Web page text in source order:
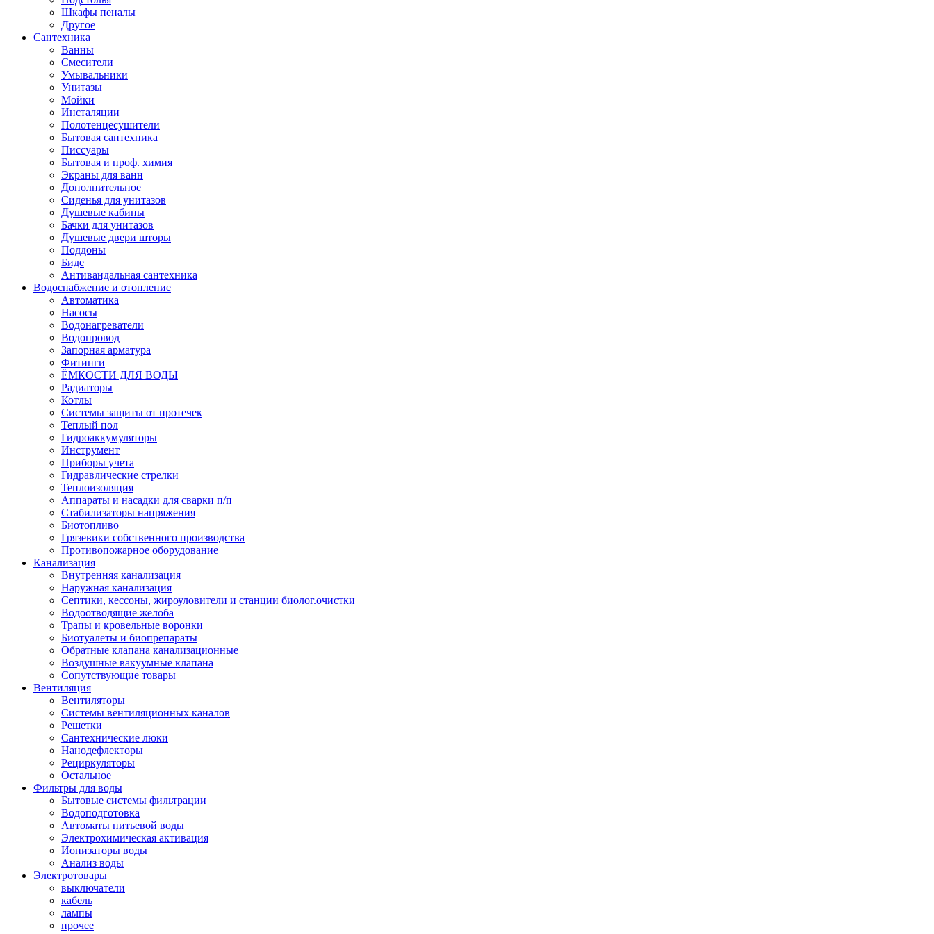
Шкафы пеналы
Другое
Сантехника
Ванны
Смесители
Умывальники
Унитазы
Мойки
Инсталяции
Полотенцесушители
Бытовая сантехника
Писсуары
Бытовая и проф. химия
Экраны для ванн
Дополнительное
Сиденья для унитазов
Душевые кабины
Бачки для унитазов
Душевые двери шторы
Поддоны
Биде
Антивандальная сантехника
Водоснабжение и отопление
Автоматика
Насосы
Водонагреватели
Водопровод
Запорная арматура
Фитинги
ЁМКОСТИ ДЛЯ ВОДЫ
Радиаторы
Котлы
Системы защиты от протечек
Теплый пол
Гидроаккумуляторы
Инструмент
Приборы учета
Гидравлические стрелки
Теплоизоляция
Аппараты и насадки для сварки п/п
Стабилизаторы напряжения
Биотопливо
Грязевики собственного производства
Противопожарное оборудование
Канализация
Внутренняя канализация
Наружная канализация
Септики, кессоны, жироуловители и станции биолог.очистки
Водоотводящие желоба
Трапы и кровельные воронки
Биотуалеты и биопрепараты
Обратные клапана канализационные
Воздушные вакуумные клапана
Сопутствующие товары
Вентиляция
Вентиляторы
Системы вентиляционных каналов
Решетки
Сантехнические люки
Нанодефлекторы
Рециркуляторы
Остальное
Фильтры для воды
Бытовые системы фильтрации
Водоподготовка
Автоматы питьевой воды
Электрохимическая активация
Ионизаторы воды
Анализ воды
Электротовары
выключатели
кабель
лампы
прочее